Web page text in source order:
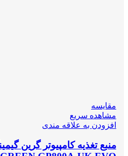
مقایسه
مشاهده سریع
افزودن به علاقه مندی